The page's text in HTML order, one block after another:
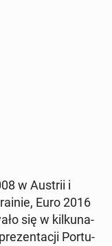
w Austrii i
Euro 2016
się w kil­ku­na­
Por­tu­